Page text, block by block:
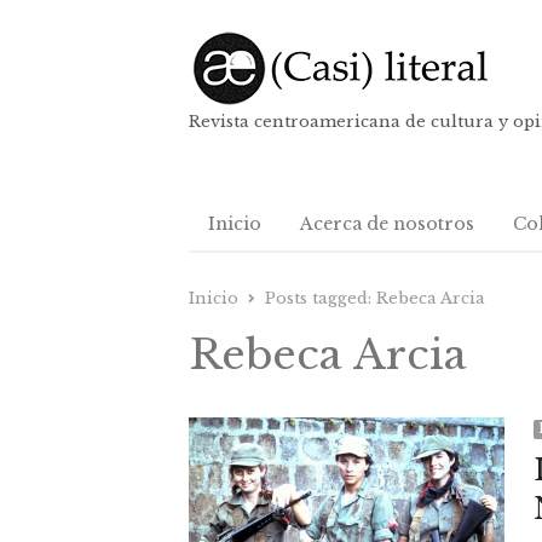
Revista centroamericana de cultura y
Inicio Acerca de nosotros
Inicio Posts tagged: Rebeca Arcia
Rebeca Arcia